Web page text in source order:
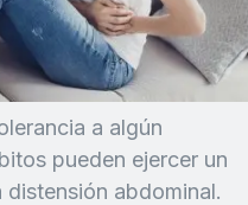
a algún
pueden ejercer un
abdominal.